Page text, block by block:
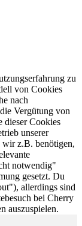
zu
von Cookies
nach
Vergütung von
dieser Cookies
unserer
wir z.B. benötigen,
notwendig"
gesetzt. Du
allerdings sind
bei Cherry
auszuspielen.